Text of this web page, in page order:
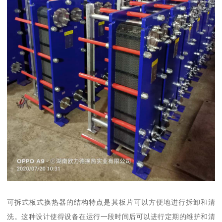
可拆式板式换热器的结构特点是其板片可以方便地进行拆卸和清
洗。这种设计使得设备在运行一段时间后可以进行定期的维护和清